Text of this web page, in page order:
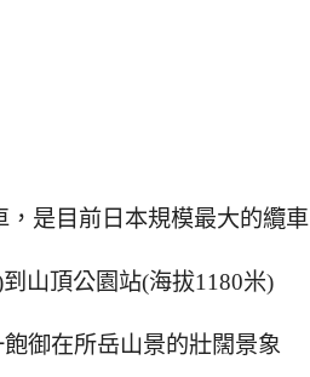
，是目前日本規模最大的纜車
山頂公園站(海拔1180米)
御在所岳山景的壯闊景象